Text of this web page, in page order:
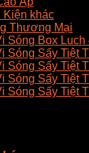
Kiện khác
Thương Mại
Sóng Box Luch
Sóng Sấy Tiệt
Sóng Sấy Tiệt
Sóng Sấy Tiệt
Sóng Sấy Tiệt